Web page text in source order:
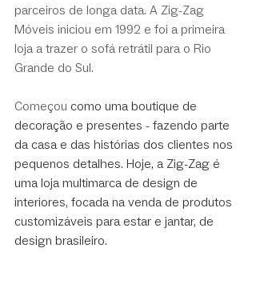
parceiros de longa data. A Zig-Zag
Móveis iniciou em 1992 e foi a primeira
loja a trazer o sofá retrátil para o Rio
Grande do Sul.
Começou como uma boutique de
decoração e presentes - fazendo parte
da casa e das histórias dos clientes nos
pequenos detalhes. Hoje, a Zig-Zag é
uma loja multimarca de design de
interiores, focada na venda de produtos
customizáveis para estar e jantar, de
design brasileiro.